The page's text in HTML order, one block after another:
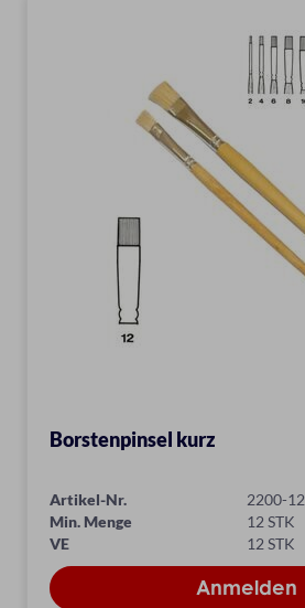
Borstenpinsel kurz
Artikel-Nr.
2200-12
Min. Menge
12 STK
VE
12 STK